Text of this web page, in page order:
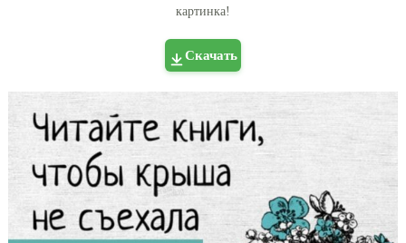
картинка!
Скачать